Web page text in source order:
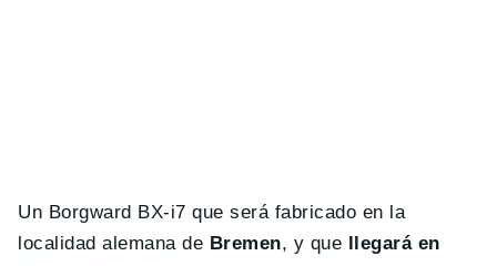
Un Borgward BX-i7 que será fabricado en la
localidad alemana de Bremen, y que llegará en